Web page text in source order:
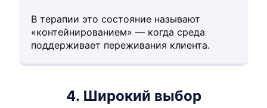
В терапии это состояние называют
«контейнированием» — когда среда
поддерживает переживания клиента.
4. Широкий выбор